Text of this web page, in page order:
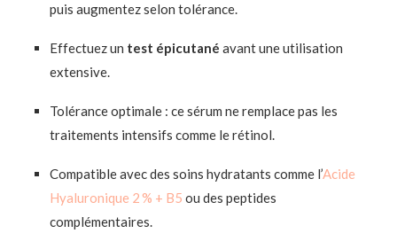
puis augmentez selon tolérance.
Effectuez un test épicutané avant une utilisation
extensive.
Tolérance optimale : ce sérum ne remplace pas les
traitements intensifs comme le rétinol.
Compatible avec des soins hydratants comme l’Acide
Hyaluronique 2 % + B5 ou des peptides
complémentaires.